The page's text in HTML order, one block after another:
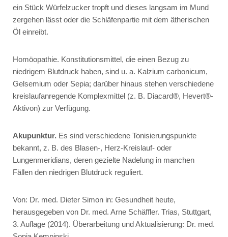
ein Stück Würfelzucker tropft und dieses langsam im Mund
zergehen lässt oder die Schläfenpartie mit dem ätherischen
Öl einreibt.
Homöopathie. Konstitutionsmittel, die einen Bezug zu
niedrigem Blutdruck haben, sind u. a. Kalzium carbonicum,
Gelsemium oder Sepia; darüber hinaus stehen verschiedene
kreislaufanregende Komplexmittel (z. B. Diacard®, Hevert®-
Aktivon) zur Verfügung.
Akupunktur. Es sind verschiedene Tonisierungspunkte
bekannt, z. B. des Blasen-, Herz-Kreislauf- oder
Lungenmeridians, deren gezielte Nadelung in manchen
Fällen den niedrigen Blutdruck reguliert.
Von: Dr. med. Dieter Simon in: Gesundheit heute,
herausgegeben von Dr. med. Arne Schäffler. Trias, Stuttgart,
3. Auflage (2014). Überarbeitung und Aktualisierung: Dr. med.